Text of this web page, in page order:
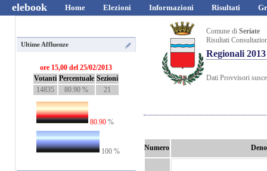
elebook Home Elezioni Informazioni Risultati
Ultime Affluenze
ore 15,00 del 25/02/2013
Votanti Percentuale Sezioni
14835
80.90 % 21
80.90%
100 %
Comune di Seriate
Risultati
Regionali 2013
Dati Provvisori
Numero